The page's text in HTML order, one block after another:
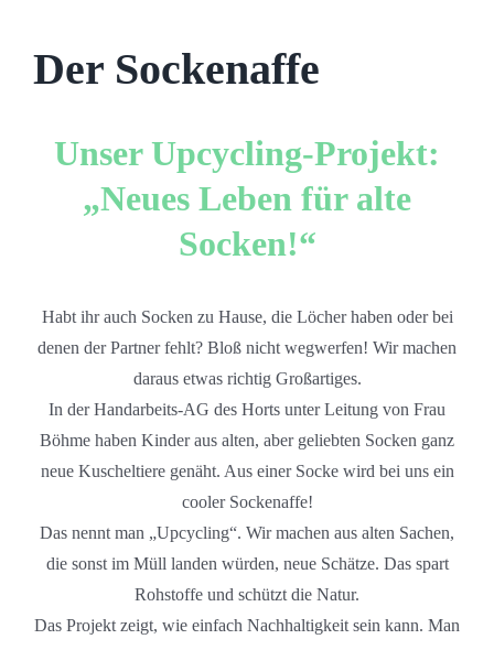
Der Sockenaffe
Unser Upcycling-Projekt:
„Neues Leben für alte
Socken!“
Habt ihr auch Socken zu Hause, die Löcher haben oder bei
denen der Partner fehlt? Bloß nicht wegwerfen! Wir machen
daraus etwas richtig Großartiges.
In der Handarbeits-AG des Horts unter Leitung von Frau
Böhme haben Kinder aus alten, aber geliebten Socken ganz
neue Kuscheltiere genäht. Aus einer Socke wird bei uns ein
cooler Sockenaffe!
Das nennt man „Upcycling“. Wir machen aus alten Sachen,
die sonst im Müll landen würden, neue Schätze. Das spart
Rohstoffe und schützt die Natur.
Das Projekt zeigt, wie einfach Nachhaltigkeit sein kann. Man